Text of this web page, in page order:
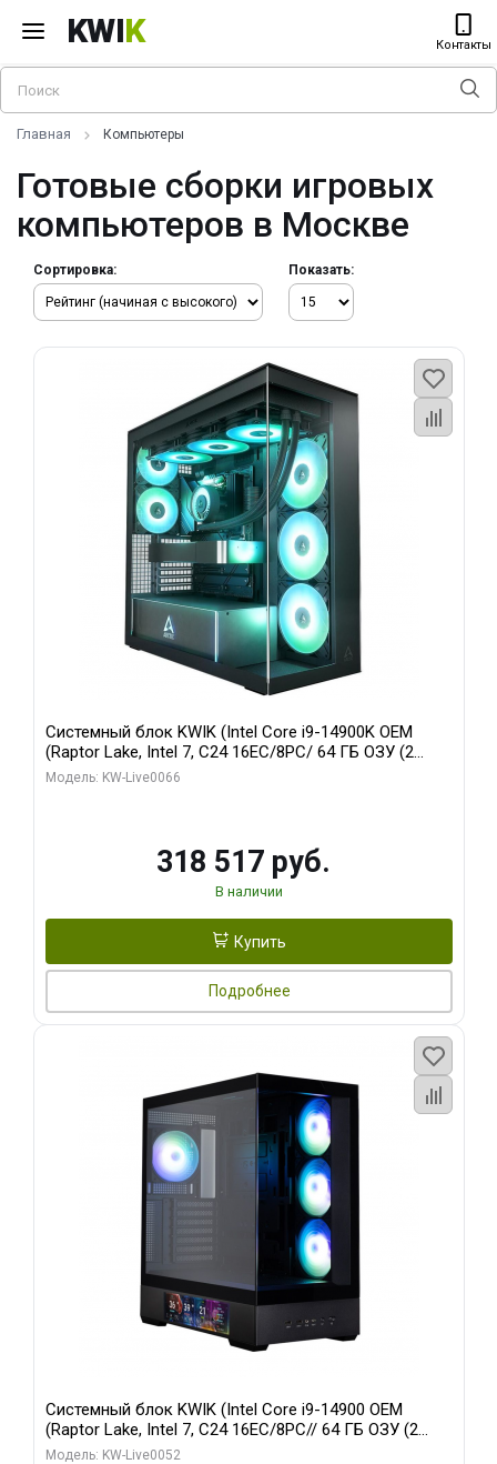
KWIK Контакты
Главная Компьютеры
Готовые сборки игровых
компьютеров в Москве
Сортировка: Показать:
Системный блок KWIK (Intel Core i9-14900K OEM
(Raptor Lake, Intel 7, C24 16EC/8PC/ 64 ГБ ОЗУ (2
модуля)/ Gigabyte RTX5080 XTREME WATERFORCE
Модель: KW-Live0066
318 517 руб.
В наличии
Купить
Подробнее
Системный блок KWIK (Intel Core i9-14900 OEM
(Raptor Lake, Intel 7, C24 16EC/8PC// 64 ГБ ОЗУ (2
модуля)/ Palit RTX5080 GAMINGPRO OC 16GB GDDR7
Модель: KW-Live0052